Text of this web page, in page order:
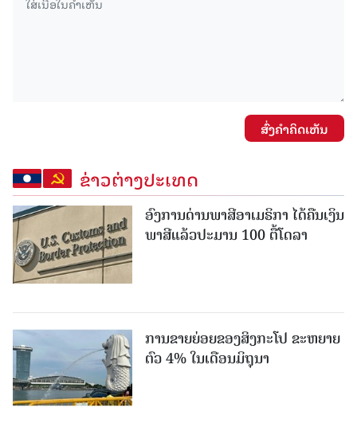
ສົ່ງຄໍາຄິດເຫັນ
ຂ່າວຕ່າງປະເທດ
ອົງການດ່ານພາສີອາເມຣິກາ ໄດ້ຄືນເງິນ
ພາສີແລ້ວປະມານ 100 ຕື້ໂດລາ
ການຂາຍຍ່ອຍຂອງສິງກະໂປ ຂະຫຍາຍ
ຕົວ 4% ໃນເດືອນມິຖຸນາ